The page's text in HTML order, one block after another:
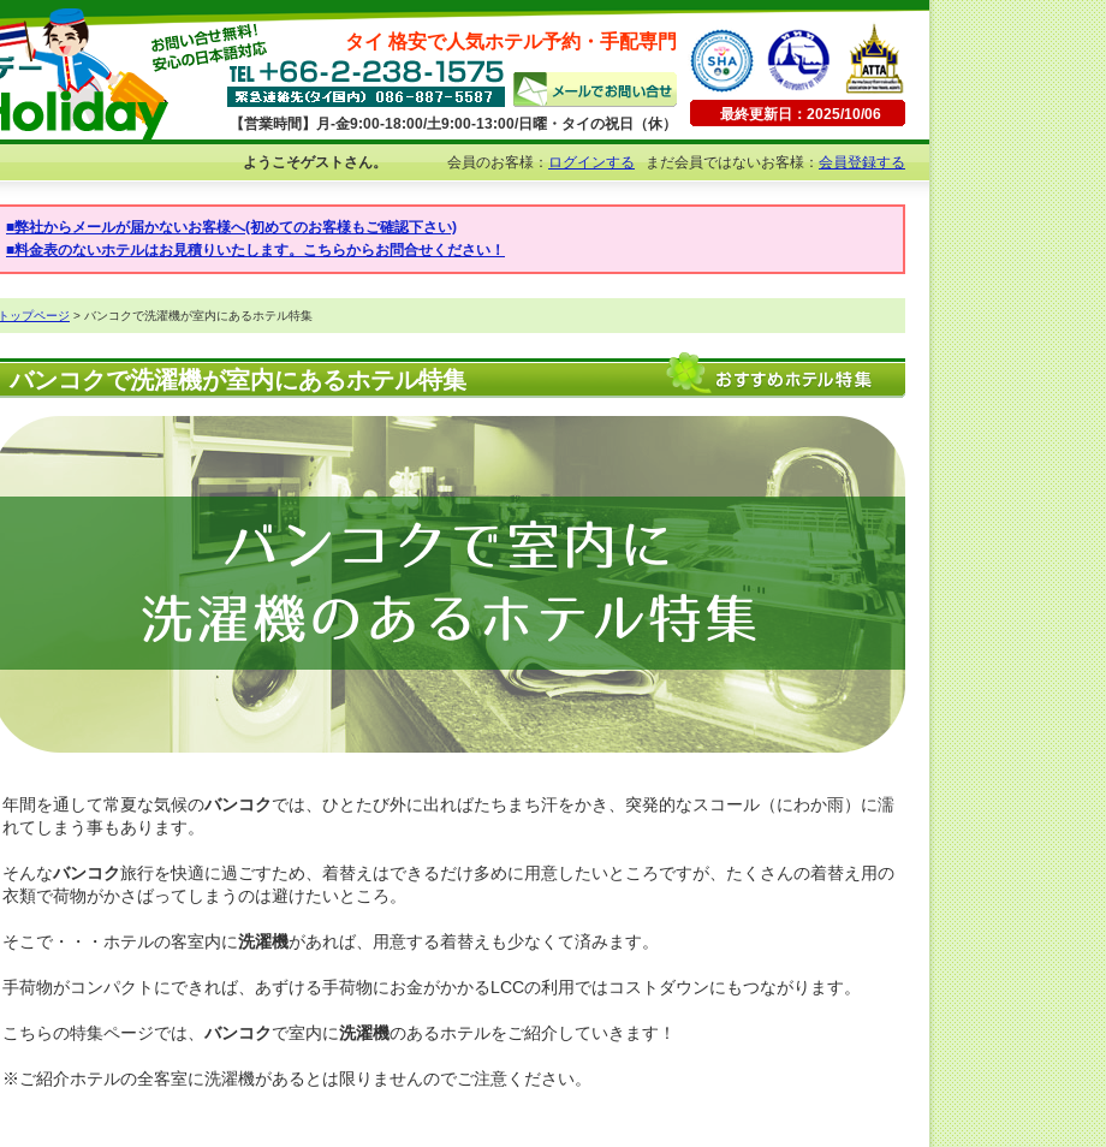
タイ 格安で人気ホテル予約・手配専門
【営業時間】月-金9:00-18:00/土9:00-13:00/日曜・タイの祝日（休）
最終更新日：2025/10/06
ようこそゲストさん。 会員のお客様：ログインするまだ会員ではないお客様：会員登録する
■弊社からメールが届かないお客様へ(初めてのお客様もご確認下さい)
■料金表のないホテルはお見積りいたします。こちらからお問合せください！
トップページ > バンコクで洗濯機が室内にあるホテル特集
バンコクで洗濯機が室内にあるホテル特集
年間を通して常夏な気候のバンコクでは、ひとたび外に出ればたちまち汗をかき、突発的なスコール（にわか雨）に濡
れてしまう事もあります。
そんなバンコク旅行を快適に過ごすため、着替えはできるだけ多めに用意したいところですが、たくさんの着替え用の
衣類で荷物がかさばってしまうのは避けたいところ。
そこで・・・ホテルの客室内に洗濯機があれば、用意する着替えも少なくて済みます。
手荷物がコンパクトにできれば、あずける手荷物にお金がかかるLCCの利用ではコストダウンにもつながります。
こちらの特集ページでは、 バンコクで室内に洗濯機のあるホテルをご紹介していきます！
※ご紹介ホテルの全客室に洗濯機があるとは限りませんのでご注意ください。